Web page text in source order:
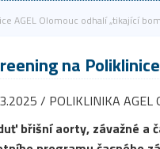
AGEL Olomouc odhalí „tikající
na
/ POLIKLINIKA AGEL
břišní aorty, závažné a